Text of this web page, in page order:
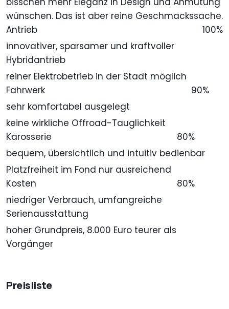
wünschen. Das ist aber reine Geschmackssache.
Antrieb
100%
innovativer, sparsamer und kraftvoller
Hybridantrieb
reiner Elektrobetrieb in der Stadt möglich
Fahrwerk
90%
sehr komfortabel ausgelegt
keine wirkliche Offroad-Tauglichkeit
Karosserie
80%
bequem, übersichtlich und intuitiv bedienbar
Platzfreiheit im Fond nur ausreichend
Kosten
80%
niedriger Verbrauch, umfangreiche
Serienausstattung
hoher Grundpreis, 8.000 Euro teurer als
Vorgänger
Preisliste